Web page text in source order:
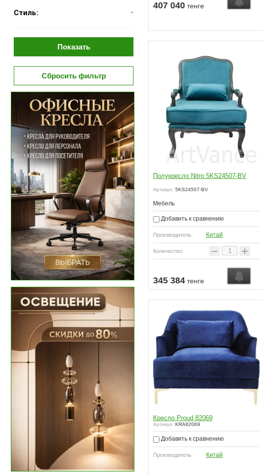
Стиль:
Показать
Сбросить фильтр
407 040 тенге
о поступлении
Узнать о поступлении
Полукресло Nitro 5KS24507-BV
Артикул: 5KS24507-BV
Мебель
Добавить к сравнению
Производитель Китай
Количество: − +
345 384 тенге
о поступлении Узнать о поступлении
Кресло Proud 82069
Артикул: KRA82069
Добавить к сравнению
Производитель Китай